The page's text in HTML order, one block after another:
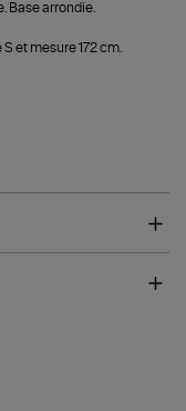
Base arrondie.
et mesure 172 cm.